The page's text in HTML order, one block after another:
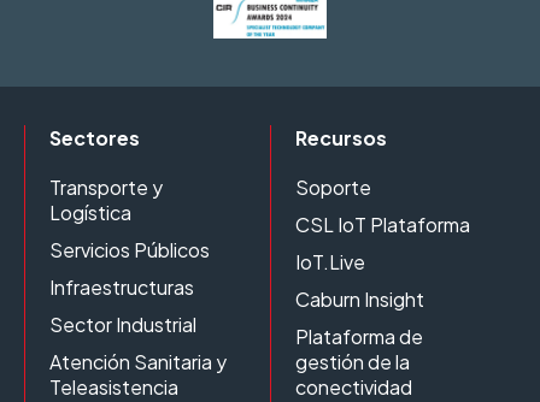
Sectores
Transporte y
Logística
Servicios Públicos
Infraestructuras
Sector Industrial
Atención Sanitaria y
Teleasistencia
Recursos
Soporte
CSL IoT Plataforma
IoT.Live
Caburn Insight
Plataforma de
gestión de la
conectividad